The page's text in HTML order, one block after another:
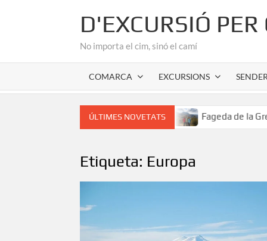
D'EXCURSIÓ
No importa el cim, sinó el camí
COMARCA EXCURSIONS
ÚLTIMES NOVETATS
romànic de l’Alta Garrotxa Fageda de la Grevolosa:
Etiqueta: Europa